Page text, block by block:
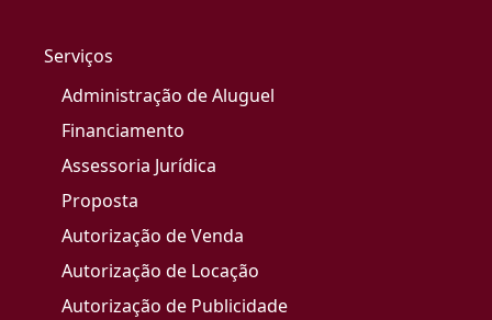
Serviços
Administração de Aluguel
Financiamento
Assessoria Jurídica
Proposta
Autorização de Venda
Autorização de Locação
Autorização de Publicidade